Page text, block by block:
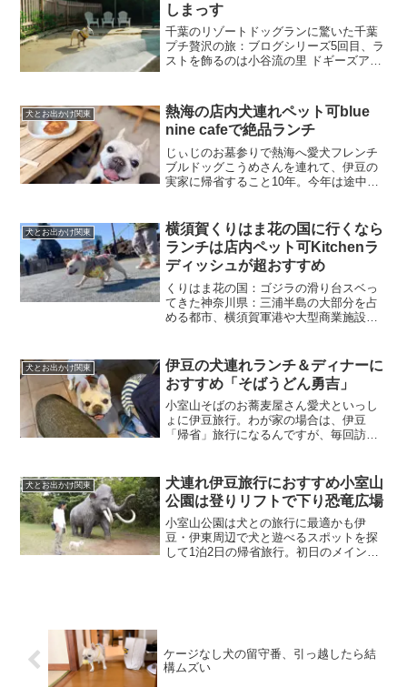
しまっす
千葉のリゾートドッグランに驚いた千葉
プチ贅沢の旅：ブログシリーズ5回目、ラ
ストを飾るのは小谷流の里 ドギーズアイ
ちまたしこやるって読むらしいよ）宿泊
した舞浜シェラトンか...
犬とお出かけ関東
熱海の店内犬連れペット可blue
nine cafeで絶品ランチ
じぃじのお墓参りで熱海へ愛犬フレンチ
ブルドッグこうめさんを連れて、伊豆の
実家に帰省すること10年。今年は途中の
樹木葬という近年メジャーになりつつあ
るスタイルのお墓。樹木...
犬とお出かけ関東
横須賀くりはま花の国に行くなら
ランチは店内ペット可Kitchenラ
ディッシュが超おすすめ
くりはま花の国：ゴジラの滑り台スベっ
てきた神奈川県：三浦半島の大部分を占
める都市、横須賀軍港や大型商業施設の
が、コスモスとポピー園が見どころの
「くりはま花の国」という大き...
犬とお出かけ関東
伊豆の犬連れランチ＆ディナーに
おすすめ「そばうどん勇吉」
小室山そばのお蕎麦屋さん愛犬といっし
ょに伊豆旅行。わが家の場合は、伊豆
「帰省」旅行になるんですが、毎回訪れ
みじみ。というのも、10年以上犬連れで
伊豆に通っていて感じるの...
犬とお出かけ関東
犬連れ伊豆旅行におすすめ小室山
公園は登りリフトで下り恐竜広場
小室山公園は犬との旅行に最適かも伊
豆・伊東周辺で犬と遊べるスポットを探
して1泊2日の帰省旅行。初日のメインス
ケージなし犬の留守番、引っ越したら結
構ムズい